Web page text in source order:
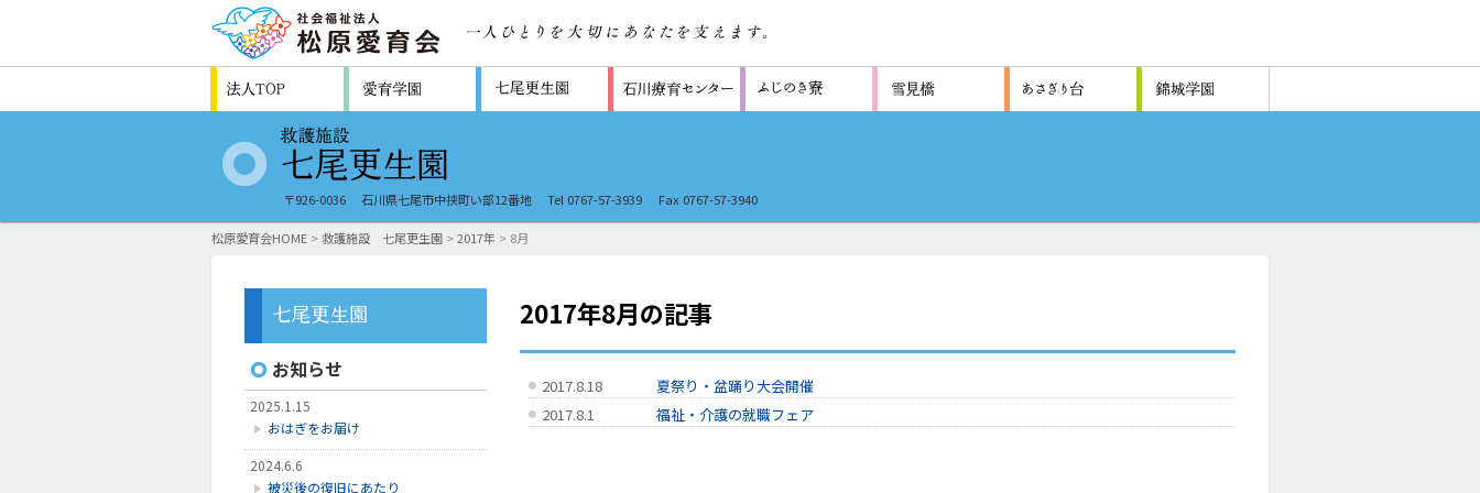
〒926-0036 石川県七尾市中挟町い部12番地 Tel 0767-57-3939 Fax 0767-57-3940
松原愛育会HOME >救護施設 七尾更生園 >2017年 > 8月
2017年8月の記事
2017.8.18
夏祭り・盆踊り大会開催
2017.8.1
福祉・介護の就職フェア
お知らせ
2025.1.15
おはぎをお届け
2024.6.6
被災後の復旧にあたり